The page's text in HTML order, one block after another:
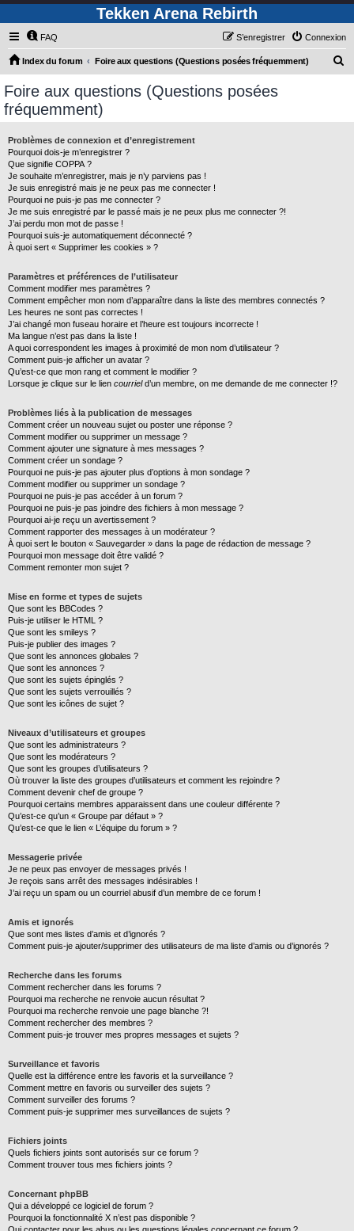
Tekken Arena Rebirth
FAQ Connexion
S’enregistrer
Index du forum Foire aux questions (Questions posées fréquemment)
Foire aux questions (Questions posées
fréquemment)
Problèmes de connexion et d’enregistrement
Pourquoi dois-je m’enregistrer ?
Que signifie COPPA ?
Je souhaite m’enregistrer, mais je n’y parviens pas !
Je suis enregistré mais je ne peux pas me connecter !
Pourquoi ne puis-je pas me connecter ?
Je me suis enregistré par le passé mais je ne peux plus me connecter ?!
J’ai perdu mon mot de passe !
Pourquoi suis-je automatiquement déconnecté ?
À quoi sert « Supprimer les cookies » ?
Paramètres et préférences de l’utilisateur
Comment modifier mes paramètres ?
Comment empêcher mon nom d’apparaître dans la liste des membres connectés ?
Les heures ne sont pas correctes !
J’ai changé mon fuseau horaire et l’heure est toujours incorrecte !
Ma langue n’est pas dans la liste !
A quoi correspondent les images à proximité de mon nom d’utilisateur ?
Comment puis-je afficher un avatar ?
Qu’est-ce que mon rang et comment le modifier ?
Lorsque je clique sur le lien courrield’un membre, on me demande de me connecter !?
Problèmes liés à la publication de messages
Comment créer un nouveau sujet ou poster une réponse ?
Comment modifier ou supprimer un message ?
Comment ajouter une signature à mes messages ?
Comment créer un sondage ?
Pourquoi ne puis-je pas ajouter plus d’options à mon sondage ?
Comment modifier ou supprimer un sondage ?
Pourquoi ne puis-je pas accéder à un forum ?
Pourquoi ne puis-je pas joindre des fichiers à mon message ?
Pourquoi ai-je reçu un avertissement ?
Comment rapporter des messages à un modérateur ?
À quoi sert le bouton « Sauvegarder » dans la page de rédaction de message ?
Pourquoi mon message doit être validé ?
Comment remonter mon sujet ?
Mise en forme et types de sujets
Que sont les BBCodes ?
Puis-je utiliser le HTML ?
Que sont les smileys ?
Puis-je publier des images ?
Que sont les annonces globales ?
Que sont les annonces ?
Que sont les sujets épinglés ?
Que sont les sujets verrouillés ?
Que sont les icônes de sujet ?
Niveaux d’utilisateurs et groupes
Que sont les administrateurs ?
Que sont les modérateurs ?
Que sont les groupes d’utilisateurs ?
Où trouver la liste des groupes d’utilisateurs et comment les rejoindre ?
Comment devenir chef de groupe ?
Pourquoi certains membres apparaissent dans une couleur différente ?
Qu’est-ce qu’un « Groupe par défaut » ?
Qu’est-ce que le lien « L’équipe du forum » ?
Messagerie privée
Je ne peux pas envoyer de messages privés !
Je reçois sans arrêt des messages indésirables !
J’ai reçu un spam ou un courriel abusif d’un membre de ce forum !
Amis et ignorés
Que sont mes listes d’amis et d’ignorés ?
Comment puis-je ajouter/supprimer des utilisateurs de ma liste d’amis ou d’ignorés ?
Recherche dans les forums
Comment rechercher dans les forums ?
Pourquoi ma recherche ne renvoie aucun résultat ?
Pourquoi ma recherche renvoie une page blanche ?!
Comment rechercher des membres ?
Comment puis-je trouver mes propres messages et sujets ?
Surveillance et favoris
Quelle est la différence entre les favoris et la surveillance ?
Comment mettre en favoris ou surveiller des sujets ?
Comment surveiller des forums ?
Comment puis-je supprimer mes surveillances de sujets ?
Fichiers joints
Quels fichiers joints sont autorisés sur ce forum ?
Comment trouver tous mes fichiers joints ?
Concernant phpBB
Qui a développé ce logiciel de forum ?
Pourquoi la fonctionnalité X n’est pas disponible ?